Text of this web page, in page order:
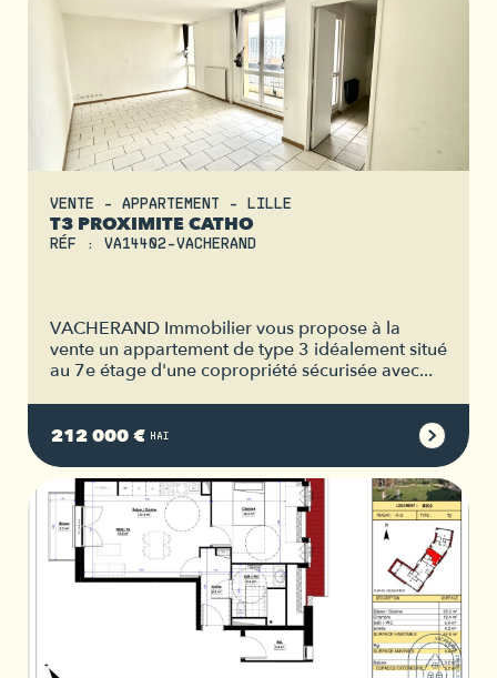
VENTE - APPARTEMENT - LILLE
T3 PROXIMITE CATHO
RÉF : VA14402-VACHERAND
VACHERAND Immobilier vous propose à la
vente un appartement de type 3 idéalement situé
au 7e étage d'une copropriété sécurisée avec...
212 000 € HAI